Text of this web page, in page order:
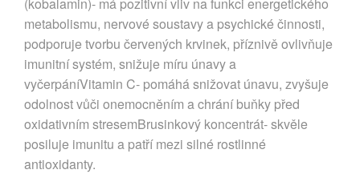
(kobalamin)- má pozitivní vliv na funkci energetického
metabolismu, nervové soustavy a psychické činnosti,
podporuje tvorbu červených krvinek, příznivě ovlivňuje
imunitní systém, snižuje míru únavy a
vyčerpáníVitamin C- pomáhá snižovat únavu, zvyšuje
odolnost vůči onemocněním a chrání buňky před
oxidativním stresemBrusinkový koncentrát- skvěle
posiluje imunitu a patří mezi silné rostlinné
antioxidanty.